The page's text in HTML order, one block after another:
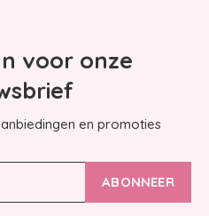
voor onze
en promoties
ABONNEER